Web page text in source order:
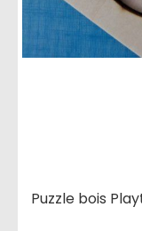
Puzzle bois